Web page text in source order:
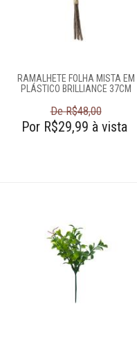
RAMALHETE FOLHA MISTA EM
PLÁSTICO BRILLIANCE 37CM
De R$48,00
Por R$29,99 à vista